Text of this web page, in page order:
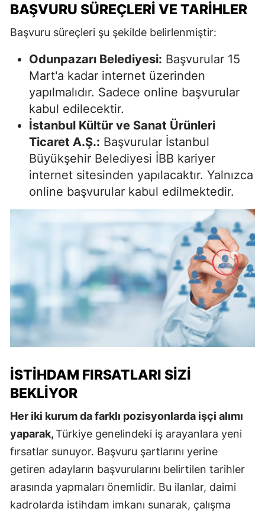
BAŞVURU SÜREÇLERI VE TARIHLER
Başvuru süreçleri şu şekilde belirlenmiştir:
Odunpazarı Belediyesi: Başvurular 15
Mart'a kadar internet üzerinden
yapılmalıdır. Sadece online başvurular
kabul edilecektir.
İstanbul Kültür ve Sanat Ürünleri
Ticaret A.Ş.: Başvurular İstanbul
Büyükşehir Belediyesi İBB kariyer
internet sitesinden yapılacaktır. Yalnızca
online başvurular kabul edilmektedir.
İSTIHDAM FIRSATLARI SIZI
BEKLIYOR
Her iki kurum da farklı pozisyonlarda işçi alımı
yaparak,Türkiye genelindeki iş arayanlara yeni
fırsatlar sunuyor. Başvuru şartlarını yerine
getiren adayların başvurularını belirtilen tarihler
arasında yapmaları önemlidir. Bu ilanlar, daimi
kadrolarda istihdam imkanı sunarak, çalışma